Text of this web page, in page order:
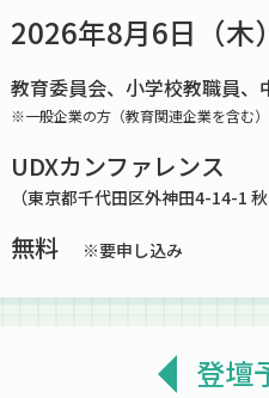
2026年8月6日（木）
教育委員会、小学校教職員
※一般企業の方（教育関連企業を含む
UDXカンファレンス
（東京都千代田区外神田4-14-1
無料 ※要申し込み
登壇